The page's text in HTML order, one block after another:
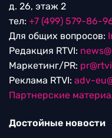
д. 26, этаж 2
тел: +7 (499) 579-86-
Для общих вопросов:
Редакция RTVI:
Маркетинг/PR:
Реклама RTVI: adv-
Партнерские
Достойные новости